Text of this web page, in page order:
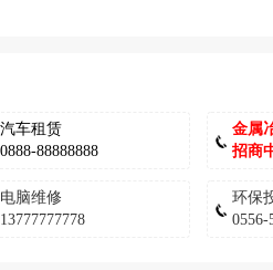
汽车租赁
0888-88888888
金属
招商
电脑维修
13777777778
环保
0556-